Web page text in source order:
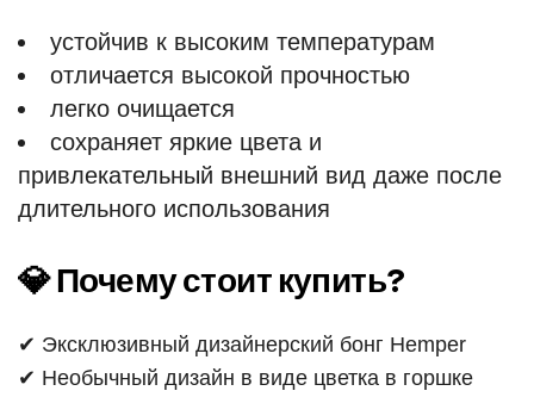
устойчив к высоким температурам
отличается высокой прочностью
легко очищается
сохраняет яркие цвета и
привлекательный внешний вид даже после
длительного использования
💎 Почему стоит купить?
✔ Эксклюзивный дизайнерский бонг Hemper
✔ Необычный дизайн в виде цветка в горшке